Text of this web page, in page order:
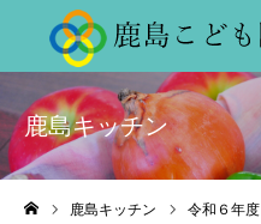
鹿島キッチン
鹿島キッチン 令和６年度